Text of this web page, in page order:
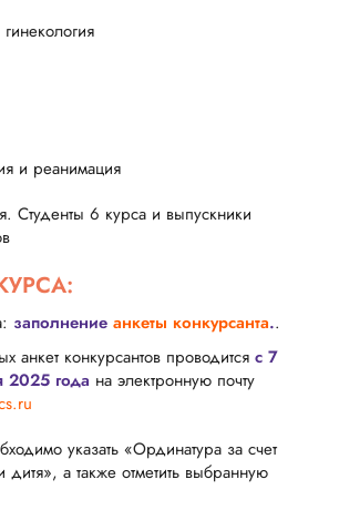
и реанимация
Студенты 6 курса и выпускники
заполнение анкеты конкурсанта..
анкет конкурсантов проводится с 7
2025 года на электронную почту
указать «Ординатура за счет
дитя», а также отметить выбранную